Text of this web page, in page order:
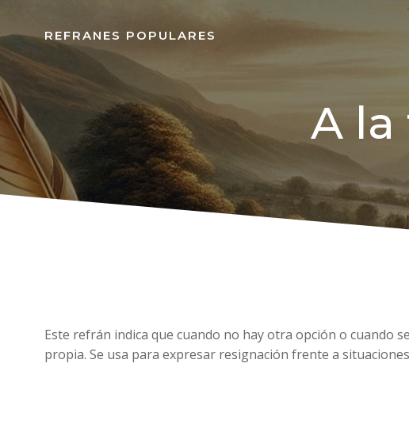
REFRANES POPULARES
A la
Este refrán indica que cuando no hay otra opción o cuando
propia. Se usa para expresar resignación frente a